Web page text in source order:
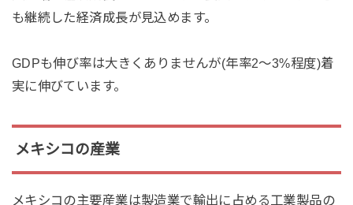
も継続した経済成長が見込めます。
GDPも伸び率は大きくありませんが(年率2～3%程度)着
実に伸びています。
メキシコの産業
メキシコの主要産業は製造業で輸出に占める工業製品の